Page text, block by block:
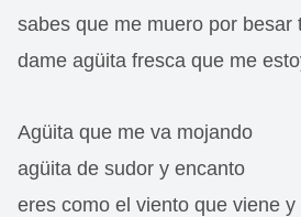
sabes que me muero por besar
dame agüita fresca que me
Agüita que me va mojando
agüita de sudor y encanto
eres como el viento que viene y